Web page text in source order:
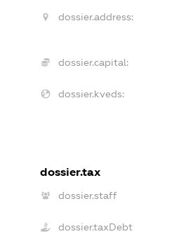
dossier.address:
dossier.capital:
dossier.kveds:
dossier.tax
dossier.staff
dossier.taxDebt